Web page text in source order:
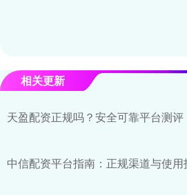
相关更新
天盈配资正规吗？安全可靠平台测评
中信配资平台指南：正规渠道与使用